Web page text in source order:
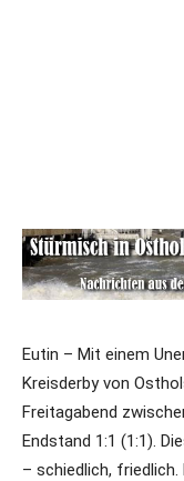
Eutin – Mit einem
Kreisderby von
Freitagabend
Endstand 1:1 (1:1).
– schiedlich,